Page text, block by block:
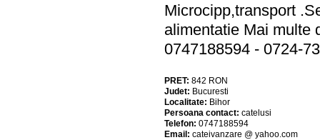
Microcipp,transport
alimentatie Mai multe
0747188594 - 0724-
PRET: 842 RON
Judet: Bucuresti
Localitate: Bihor
Persoana contact: catelusi
Telefon: 0747188594
Email: cateivanzare @ yahoo.com